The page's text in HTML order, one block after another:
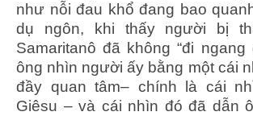
như nỗi đau khổ đang bao
dụ ngôn, khi thấy người bị
Samaritanô đã không “đi ngang
ông nhìn người ấy bằng một cái
đầy quan tâm– chính là cái
Giêsu – và cái nhìn đó đã dẫn